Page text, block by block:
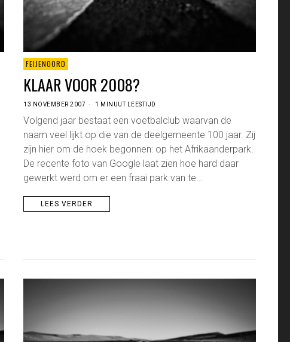
FEIJENOORD
KLAAR VOOR 2008?
13 NOVEMBER 2007 1 MINUUT LEESTIJD
Volgend jaar bestaat een voetbalclub waarvan de
naam veel lijkt op die van de deelgemeente 100 jaar. Zij
zijn hier om de hoek begonnen: op het Afrikaanderpark.
De recente foto van Google laat zien hoe hard daar
gewerkt werd om er een fraai park van te…
LEES VERDER